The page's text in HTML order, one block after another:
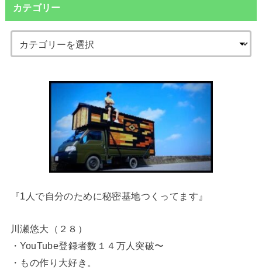
カテゴリー
『1人で自分のために秘密基地つくってます』
川瀬悠大（２８）
・YouTube登録者数１４万人突破〜
・もの作り大好き。